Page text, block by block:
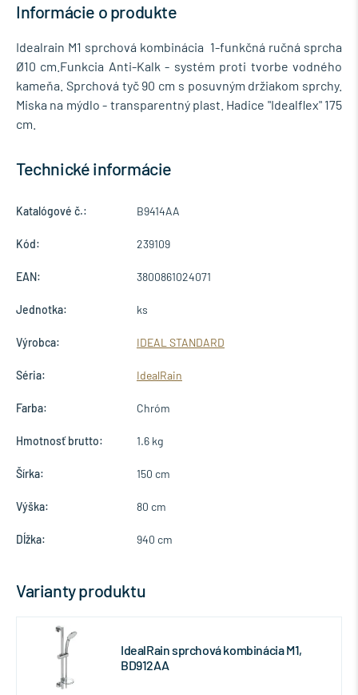
Informácie o produkte
Idealrain M1 sprchová kombinácia 1-funkčná ručná sprcha
Ø10 cm.Funkcia Anti-Kalk - systém proti tvorbe vodného
kameňa. Sprchová tyč 90 cm s posuvným držiakom sprchy.
Miska na mýdlo - transparentný plast. Hadice "Idealflex" 175
cm.
Technické informácie
Katalógové č.: B9414AA
Kód: 239109
EAN: 3800861024071
Jednotka: ks
Výrobca: IDEAL STANDARD
Séria: IdealRain
Farba: Chróm
Hmotnosť brutto: 1.6 kg
Šírka: 150 cm
Výška: 80 cm
Dĺžka: 940 cm
Varianty produktu
IdealRain sprchová kombinácia M1,
BD912AA